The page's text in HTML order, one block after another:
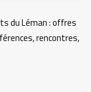
du Léman : offres
rencontres,